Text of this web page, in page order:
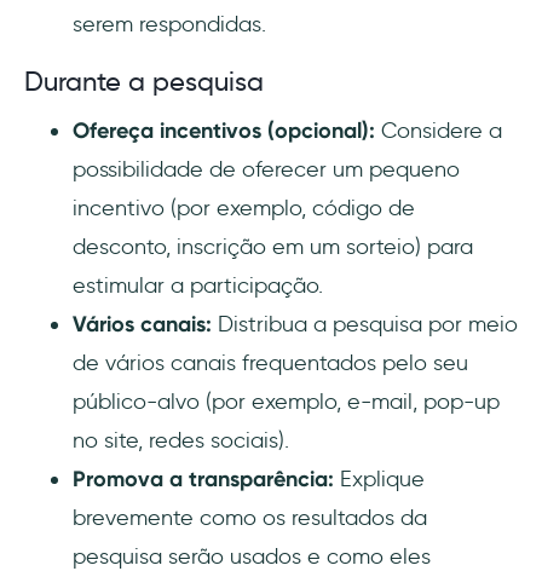
serem respondidas.
Durante a pesquisa
Ofereça incentivos (opcional): Considere a
possibilidade de oferecer um pequeno
incentivo (por exemplo, código de
desconto, inscrição em um sorteio) para
estimular a participação.
Vários canais: Distribua a pesquisa por meio
de vários canais frequentados pelo seu
público-alvo (por exemplo, e-mail, pop-up
no site, redes sociais).
Promova a transparência: Explique
brevemente como os resultados da
pesquisa serão usados e como eles